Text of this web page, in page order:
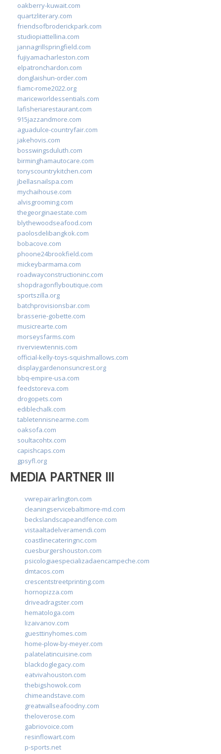
oakberry-kuwait.com
quartzliterary.com
friendsofbroderickpark.com
studiopiattellina.com
jannagrillspringfield.com
fujiyamacharleston.com
elpatronchardon.com
donglaishun-order.com
fiamc-rome2022.org
mariceworldessentials.com
lafisheriarestaurant.com
915jazzandmore.com
aguadulce-countryfair.com
jakehovis.com
bosswingsduluth.com
birminghamautocare.com
tonyscountrykitchen.com
jbellasnailspa.com
mychaihouse.com
alvisgrooming.com
thegeorginaestate.com
blythewoodseafood.com
paolosdelibangkok.com
bobacove.com
phoone24brookfield.com
mickeybarmama.com
roadwayconstructioninc.com
shopdragonflyboutique.com
sportszilla.org
batchprovisionsbar.com
brasserie-gobette.com
musicrearte.com
morseysfarms.com
riverviewtennis.com
official-kelly-toys-squishmallows.com
displaygardenonsuncrest.org
bbq-empire-usa.com
feedstoreva.com
drogopets.com
ediblechalk.com
tabletennisnearme.com
oaksofa.com
soultacohtx.com
capishcaps.com
gpsyfl.org
MEDIA PARTNER III
vwrepairarlington.com
cleaningservicebaltimore-md.com
beckslandscapeandfence.com
vistaaltadelveramendi.com
coastlinecateringnc.com
cuesburgershouston.com
psicologiaespecializadaencampeche.com
dmtacos.com
crescentstreetprinting.com
hornopizza.com
driveadragster.com
hematologa.com
lizaivanov.com
guesttinyhomes.com
home-plow-by-meyer.com
palatelatincuisine.com
blackdoglegacy.com
eatvivahouston.com
thebigshowok.com
chimeandstave.com
greatwallseafoodny.com
theloverose.com
gabriovoice.com
resinflowart.com
p-sports.net